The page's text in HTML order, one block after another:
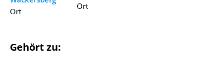
Ort
Ort
Gehört zu: